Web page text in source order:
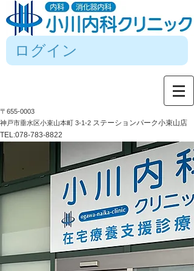
ログイン
〒655-0003
神戸市垂水区小束山本町 3-1-2 ステーションパーク小束山店
TEL:078-783-8822